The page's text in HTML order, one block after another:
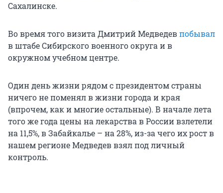
Сахалинске.
Во время того визита Дмитрий Медведевпобывал
в штабе Сибирского военного округа и в
окружном учебном центре.
Один день жизни рядом с президентом страны
ничего не поменял в жизни города и края
(впрочем, как и многие остальные). В начале лета
того же года цены на лекарства в России взлетели
на 11,5%, в Забайкалье – на 28%, из-за чего их рост в
нашем регионе Медведев взял под личный
контроль.